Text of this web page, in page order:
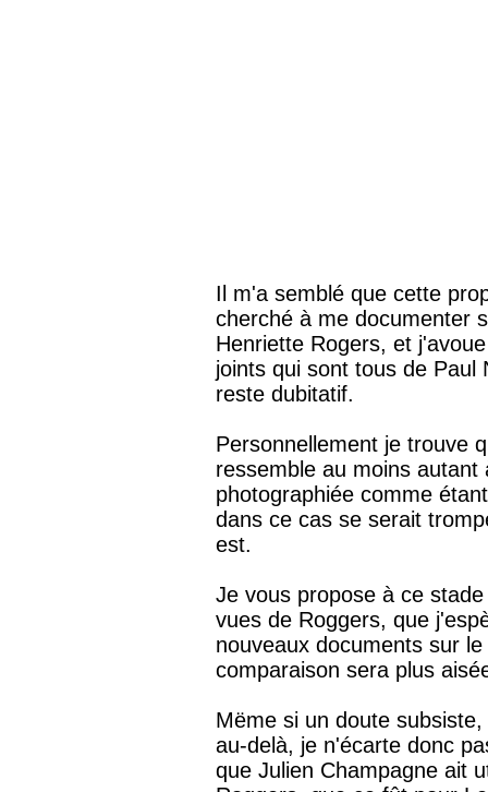
Il m'a semblé que cette
cherché à me documenter
Henriette Rogers, et
joints qui sont tous de Paul
reste dubitatif.
Personnellement je trouve
ressemble au moins
photographiée comme
dans ce cas se serait
est.
Je vous propose à ce
vues de Roggers, que
nouveaux documents sur
comparaison sera plus
Mëme si un doute
au-delà, je n'écarte donc
que Julien Champagne ait